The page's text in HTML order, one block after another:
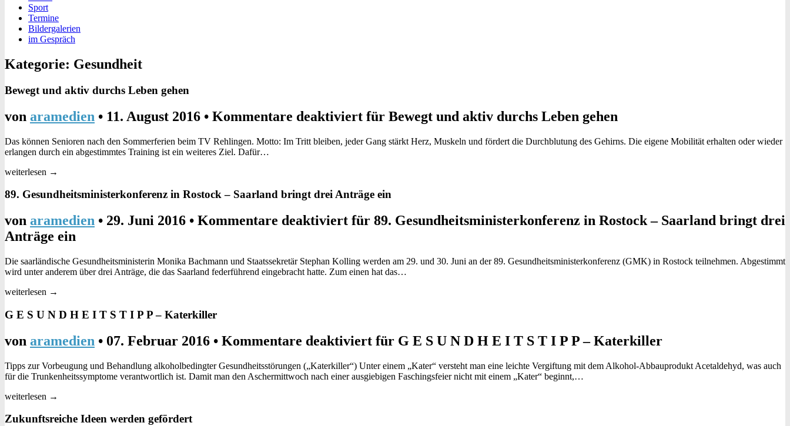
Sport
Termine
Bildergalerien
im Gespräch
Kategorie: Gesundheit
Bewegt und aktiv durchs Leben gehen
von aramedien • 11. August 2016 • Kommentare deaktiviert für Bewegt und aktiv durchs Leben gehen
Das können Senioren nach den Sommerferien beim TV Rehlingen. Motto: Im Tritt bleiben, jeder Gang stärkt Herz, Muskeln und fördert die Durchblutung des Gehirns. Die eigene Mobilität erhalten oder wieder
erlangen durch ein abgestimmtes Training ist ein weiteres Ziel. Dafür…
weiterlesen →
89. Gesundheitsministerkonferenz in Rostock – Saarland bringt drei Anträge ein
von aramedien • 29. Juni 2016 • Kommentare deaktiviert für 89. Gesundheitsministerkonferenz in Rostock – Saarland bringt drei
Anträge ein
Die saarländische Gesundheitsministerin Monika Bachmann und Staatssekretär Stephan Kolling werden am 29. und 30. Juni an der 89. Gesundheitsministerkonferenz (GMK) in Rostock teilnehmen. Abgestimmt
wird unter anderem über drei Anträge, die das Saarland federführend eingebracht hatte. Zum einen hat das…
weiterlesen →
G E S U N D H E I T S T I P P – Katerkiller
von aramedien • 07. Februar 2016 • Kommentare deaktiviert für G E S U N D H E I T S T I P P – Katerkiller
Tipps zur Vorbeugung und Behandlung alkoholbedingter Gesundheitsstörungen („Katerkiller“) Unter einem „Kater“ versteht man eine leichte Vergiftung mit dem Alkohol-Abbauprodukt Acetaldehyd, was auch
für die Trunkenheitssymptome verantwortlich ist. Damit man den Aschermittwoch nach einer ausgiebigen Faschingsfeier nicht mit einem „Kater“ beginnt,…
weiterlesen →
Zukunftsreiche Ideen werden gefördert